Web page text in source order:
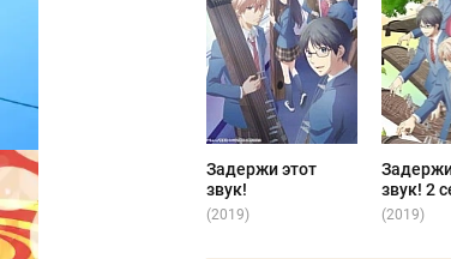
Задержи этот
звук!
(2019)
звук! 2
(2019)